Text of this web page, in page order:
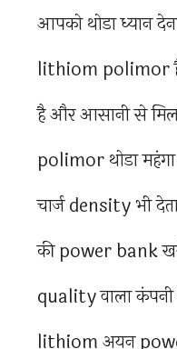
आपको थोडा ध्यान
lithiom polimor
है और आसानी से
polimor थोडा महंगा
चार्ज density भी
की power bank
quality वाला
lithiom अयन